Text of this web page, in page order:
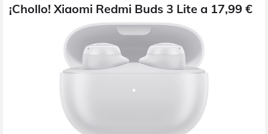
¡Chollo! Xiaomi Redmi Buds 3 Lite a 17,99 €